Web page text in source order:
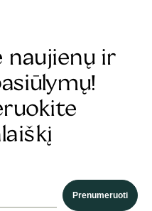
naujienų ir
Prenumeruoti